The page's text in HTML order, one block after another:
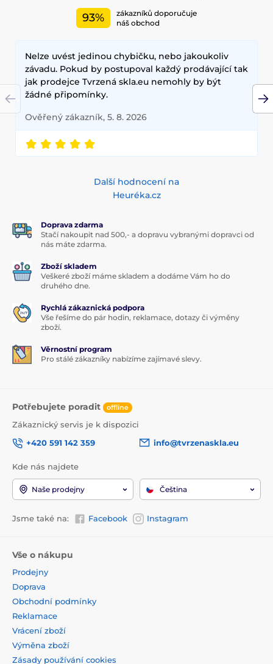
93%
zákazníků doporučuje
náš obchod
Nelze uvést jedinou chybičku, nebo jakoukoliv
závadu. Pokud by postupoval každý prodávající tak
jak prodejce Tvrzená skla.eu nemohly by být
žádné připomínky.
Ověřený zákazník, 5. 8. 2026
Další hodnocení na
Heuréka.cz
Doprava zdarma
Stačí nakoupit nad 500,- a dopravu vybranými dopravci od
nás máte zdarma.
Zboží skladem
Veškeré zboží máme skladem a dodáme Vám ho do
druhého dne.
Rychlá zákaznická podpora
Vše řešíme do pár hodin, reklamace, dotazy či výměny
zboží.
Věrnostní program
Pro stálé zákazníky nabízíme zajímavé slevy.
Potřebujete poradit offline
Zákaznický servis je k dispozici
+420 591 142 359
info@tvrzenaskla.eu
Kde nás najdete
Naše prodejny Čeština
Jsme také na: Facebook Instagram
Vše o nákupu
Prodejny
Doprava
Obchodní podmínky
Reklamace
Vrácení zboží
Výměna zboží
Zásady používání cookies